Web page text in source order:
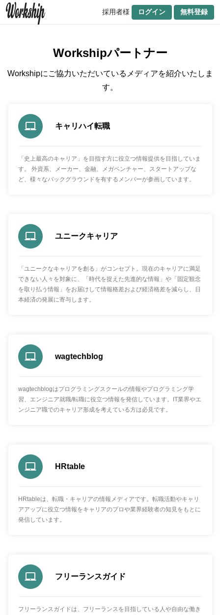
採用者様 ログイン 無料登録
Workshipパートナー
Workshipにご協力いただいているメディアを紹介いたしま
す。
キャリハイ転職
「史上最高のキャリア」を目指す方に役立つ情報提供を目指していま
す。 外資系、メーカー、金融、メガベンチャー、スタートアップな
ど、様々なバックグラウンドを有するメンバーが参画しています。
ユニークキャリア
「ユニークなキャリアを創る」がコンセプト。現在のキャリアに満足
できない人々を対象に、「時代を捉えた先進的な情報」や「固定観念
を取り払う情報」をお届けして情報格差および経済格差を減らし、日
本経済の発展に寄与します。
wagtechblog
wagtechblogはプログラミングスクールの情報やプログラミング学
習、エンジニア就職/転職に役立つ情報を発信しています。IT業界やエ
ンジニア職でのキャリア形成を考えている方は必見です。
HRtable
HRtableは、転職・キャリアの情報メディアです。転職活動やキャリ
アアップに役立つ情報をキャリアのプロや業界経験者の知見をもとに
発信しています。
フリーランスガイド
フリーランスガイドは、フリーランスを目指している人や自由な働き